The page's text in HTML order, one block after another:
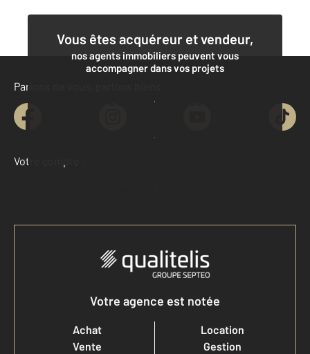
Vous êtes acquéreur et vendeur,
nos agents immobiliers peuvent vous
accompagner dans vos projets
Contacter l'agence
Demander une estimation
Parlons de vous, parlons biens
Votre compte :
Accéder à mon compte
Votre agence est notée
Achat
Vente
Location
Gestion